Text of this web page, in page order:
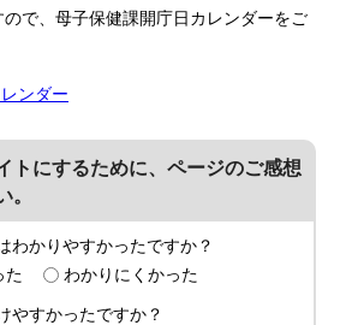
で、母子保健課開庁日カレンダーをご
ンダー
トにするために、ページのご感想
。
わかりやすかったですか？
た
わかりにくかった
やすかったですか？